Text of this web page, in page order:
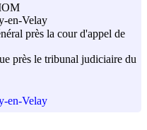
en-Velay
près la cour d'appel de
près le tribunal judiciaire du
en-Velay